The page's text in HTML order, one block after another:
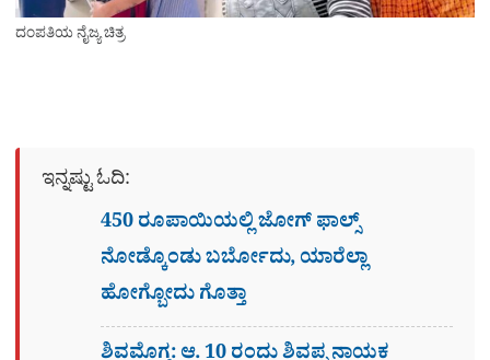
ದಂಪತಿಯ ನೈಜ್ಯ ಚಿತ್ರ
ಇನ್ನಷ್ಟು ಓದಿ:
450 ರೂಪಾಯಿಯಲ್ಲಿ ಜೋಗ್​ ಫಾಲ್ಸ್​
ನೋಡ್ಕೊಂಡು ಬರ್ಬೋದು, ಯಾರೆಲ್ಲಾ
ಹೋಗ್ಬೋದು ಗೊತ್ತಾ